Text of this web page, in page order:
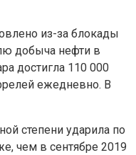
из-за блокады
добыча нефти в
достигла 110 000
ежедневно. В
степени ударила по
чем в сентябре 2019